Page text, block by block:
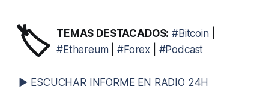
🏷️ TEMAS DESTACADOS: #Bitcoin|
#Ethereum|#Forex #Podcast
▶ ESCUCHAR INFORME EN RADIO 24H